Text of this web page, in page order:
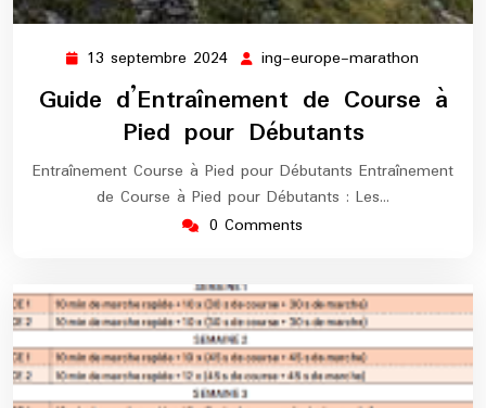
13 septembre 2024 13
septembre
2024
ing-europe-marathon
europe-
Guide d’Entraînement de Course à
Pied pour Débutants
Entraînement Course à Pied pour Débutants Entraînement
de Course à Pied pour Débutants : Les…
0 Comments